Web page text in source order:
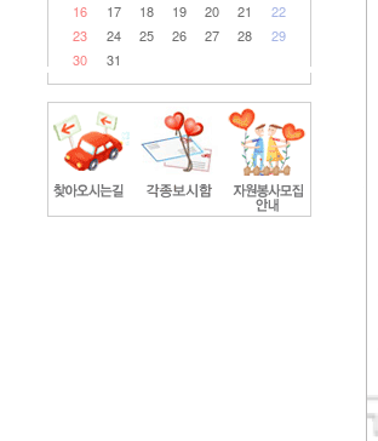
16
17 18 19 20 21
22
23
24 25 26 27 28
29
30
31